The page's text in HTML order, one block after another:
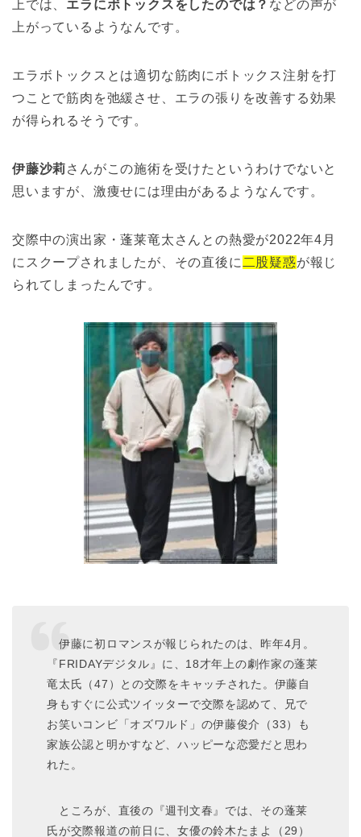
上では、 エラにボトックスをしたのでは？ などの声が
上がっているようなんです。
エラボトックスとは適切な筋肉にボトックス注射を打
つことで筋肉を弛緩させ、エラの張りを改善する効果
が得られるそうです。
伊藤沙莉さんがこの施術を受けたというわけでないと
思いますが、激痩せには理由があるようなんです。
交際中の演出家・蓬莱竜太さんとの熱愛が2022年4月
にスクープされましたが、その直後に 二股疑惑が報じ
られてしまったんです。
伊藤に初ロマンスが報じられたのは、昨年4月。
『FRIDAYデジタル』に、18才年上の劇作家の蓬莱
竜太氏（47）との交際をキャッチされた。伊藤自
身もすぐに公式ツイッターで交際を認めて、兄で
お笑いコンビ「オズワルド」の伊藤俊介（33）も
家族公認と明かすなど、ハッピーな恋愛だと思わ
れた。
ところが、直後の『週刊文春』では、その蓬莱
氏が交際報道の前日に、女優の鈴木たまよ（29）